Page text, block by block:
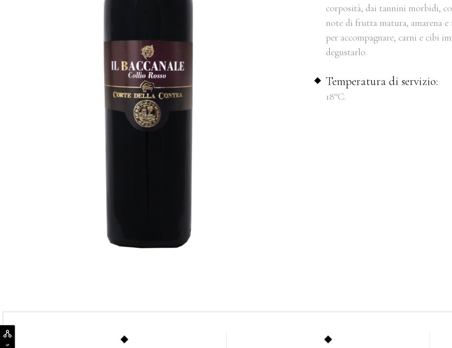
corposità, dai tannini morbidi,
note di frutta matura, amarena
per accompagnare, carni e cibi
degustarlo.
Temperatura di servizio:
18°C.